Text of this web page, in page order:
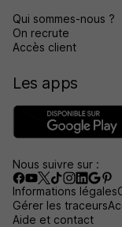
Qui sommes-nous ?
On recrute
Accès client
Les apps
Nous suivre sur :
Informations légales
Gérer les traceurs
Aide et contact